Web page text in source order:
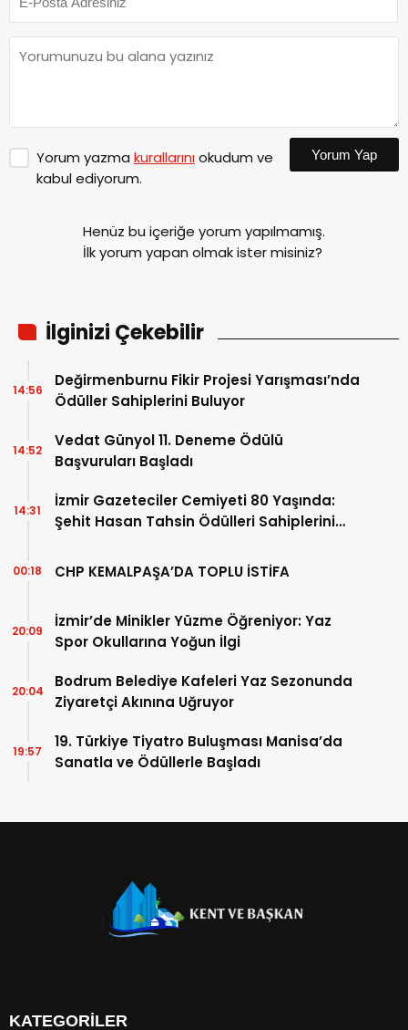
Yorum yazma kurallarınıokudum ve
kabul ediyorum.
Yorum Yap
Henüz bu içeriğe yorum yapılmamış.
İlk yorum yapan olmak ister misiniz?
İlginizi Çekebilir
Değirmenburnu Fikir Projesi Yarışması’nda
Ödüller Sahiplerini Buluyor
14:56
Vedat Günyol 11. Deneme Ödülü
Başvuruları Başladı
14:52
İzmir Gazeteciler Cemiyeti 80 Yaşında:
Şehit Hasan Tahsin Ödülleri Sahiplerini
14:31
CHP KEMALPAŞA’DA TOPLU İSTİFA
00:18
İzmir’de Minikler Yüzme Öğreniyor: Yaz
Spor Okullarına Yoğun İlgi
20:09
Bodrum Belediye Kafeleri Yaz Sezonunda
Ziyaretçi Akınına Uğruyor
20:04
19. Türkiye Tiyatro Buluşması Manisa’da
Sanatla ve Ödüllerle Başladı
19:57
KATEGORİLER